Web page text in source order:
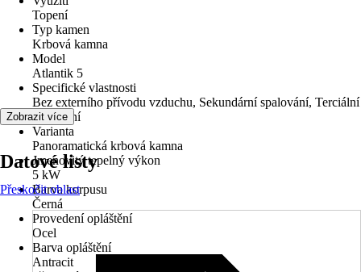
Topení
Typ kamen
Krbová kamna
Model
Atlantik 5
Specifické vlastnosti
Bez externího přívodu vzduchu, Sekundární spalování, Terciální
spalování
Varianta
Panoramatická krbová kamna
Jmenovitý tepelný výkon
5 kW
Barva korpusu
Černá
Provedení opláštění
Ocel
Barva opláštění
Antracit
Zobrazit více
Datové listy
Přeskočit oblast